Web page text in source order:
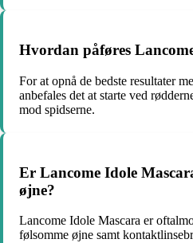
Hvordan påføres
For at opnå de bedste resultater
anbefales det at starte ved
mod spidserne.
Er Lancome Idole
øjne?
Lancome Idole Mascara er
følsomme øjne samt